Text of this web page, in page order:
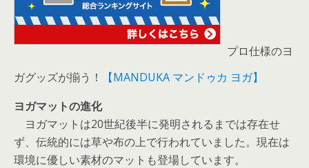
プロ仕様のヨ
ガグッズが揃う！
【MANDUKA マンドゥカ ヨガ】
ヨガマットの進化
ヨガマットは20世紀後半に発明されるまでは存在せ
ず、伝統的には草や布の上で行われていました。現在は
環境に優しい素材のマットも登場しています。